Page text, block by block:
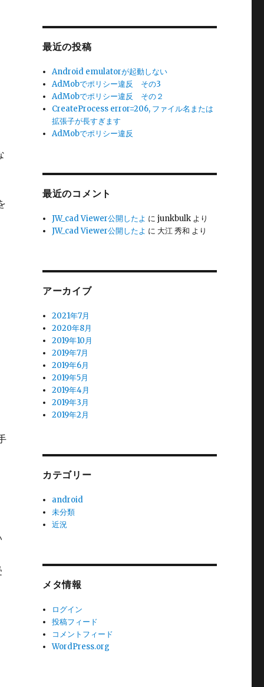
最近の投稿
Android emulatorが起動しない
AdMobでポリシー違反 その3
AdMobでポリシー違反 その２
CreateProcess error=206, ファイル名または
拡張子が長すぎます
AdMobでポリシー違反
最近のコメント
JW_cad Viewer公開したよ にjunkbulk より
JW_cad Viewer公開したよ に 大江 秀和 より
アーカイブ
2021年7月
2020年8月
2019年10月
2019年7月
2019年6月
2019年5月
2019年4月
2019年3月
2019年2月
カテゴリー
android
未分類
近況
メタ情報
ログイン
投稿フィード
コメントフィード
WordPress.org